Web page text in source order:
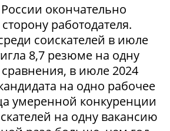
окончательно
работодателя.
соискателей в июле
8,7 резюме на одну
в июле 2024
на одно рабочее
умеренной конкуренции
на одну вакансию